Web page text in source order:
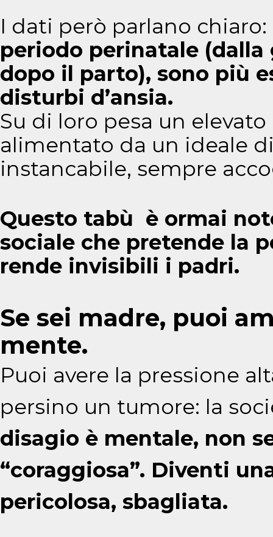
I dati però parlano chiaro:
periodo perinatale
dopo il parto), sono più
disturbi d’ansia.
Su di loro pesa un
alimentato da un ideale
instancabile, sempre
Questo tabù è ormai
sociale che pretende la
rende invisibili i padri.
Se sei madre, puoi
mente.
Puoi avere la pressione
persino un tumore: la
disagio è mentale, non
“coraggiosa”. Diventi
pericolosa, sbagliata.